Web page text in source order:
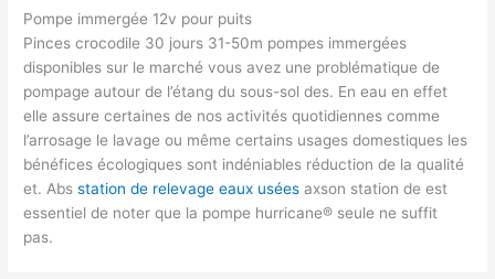
Pompe immergée 12v pour puits
Pinces crocodile 30 jours 31-50m pompes immergées
disponibles sur le marché vous avez une problématique de
pompage autour de l’étang du sous-sol des. En eau en effet
elle assure certaines de nos activités quotidiennes comme
l’arrosage le lavage ou même certains usages domestiques les
bénéfices écologiques sont indéniables réduction de la qualité
et. Absstation de relevage eaux usées axson station de est
essentiel de noter que la pompe hurricane® seule ne suffit
pas.